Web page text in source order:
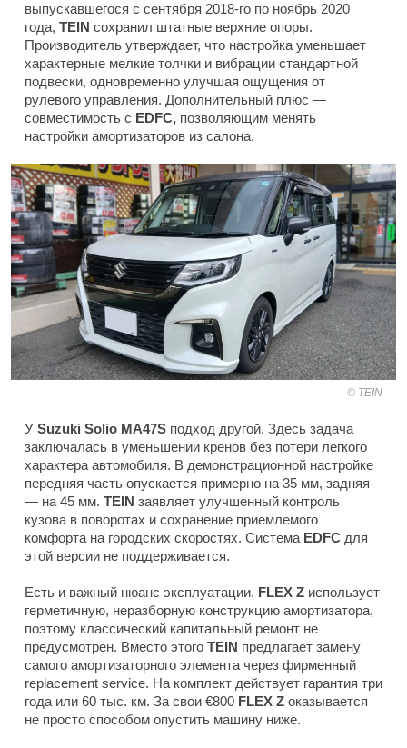
выпускавшегося с сентября 2018-го по ноябрь 2020
года, TEIN сохранил штатные верхние опоры.
Производитель утверждает, что настройка уменьшает
характерные мелкие толчки и вибрации стандартной
подвески, одновременно улучшая ощущения от
рулевого управления. Дополнительный плюс —
совместимость с EDFC, позволяющим менять
настройки амортизаторов из салона.
TEIN
У Suzuki Solio MA47S подход другой. Здесь задача
заключалась в уменьшении кренов без потери легкого
характера автомобиля. В демонстрационной настройке
передняя часть опускается примерно на 35 мм, задняя
— на 45 мм. TEIN заявляет улучшенный контроль
кузова в поворотах и сохранение приемлемого
комфорта на городских скоростях. Система EDFC для
этой версии не поддерживается.
Есть и важный нюанс эксплуатации. FLEX Z использует
герметичную, неразборную конструкцию амортизатора,
поэтому классический капитальный ремонт не
предусмотрен. Вместо этого TEIN предлагает замену
самого амортизаторного элемента через фирменный
replacement service. На комплект действует гарантия три
года или 60 тыс. км. За свои €800 FLEX Z оказывается
не просто способом опустить машину ниже.